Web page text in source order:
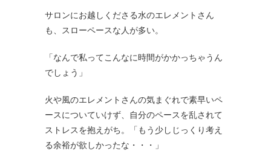
サロンにお越しくださる水のエレメントさん
も、スローペースな人が多い。
「なんで私ってこんなに時間がかかっちゃうん
でしょう」
火や風のエレメントさんの気まぐれで素早いペ
ースについていけず、自分のペースを乱されて
ストレスを抱えがち。「もう少しじっくり考え
る余裕が欲しかったな・・・」